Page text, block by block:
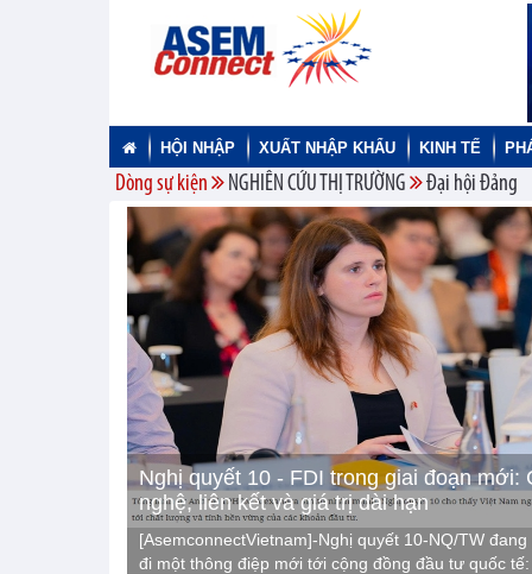
HỘI NHẬP XUẤT NHẬP KHẨU KINH TẾ
Dòng sự kiện NGHIÊN CỨU THỊ TRƯỜNG Đại hội Đảng
Nghị quyết 10 - FDI trong giai đoạn mới:
nghệ, liên kết và giá trị dài hạn
[AsemconnectVietnam]-Nghị quyết 10-NQ/TW đang
đi một thông điệp mới tới cộng đồng đầu tư quốc